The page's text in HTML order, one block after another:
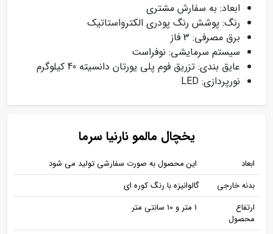
ابعاد: به سفارش مشتری
رنگ: پوشش رنگ پودری الکترواستاتیک
برق مصرفی: 3 فاز
سیستم سرمایشی: نوفراست
عایق بندی: تزریق فوم پلی یورتان دانسیته 40 کیلوگرم
نورپردازی: LED
یخچال مالمو نارنیا سرما
ابعاد
این محصول به صورت سفارشی تولید می شود
بدنه خارجی
گالوانیزه با رنگ کوره ای
ارتفاع
محصول